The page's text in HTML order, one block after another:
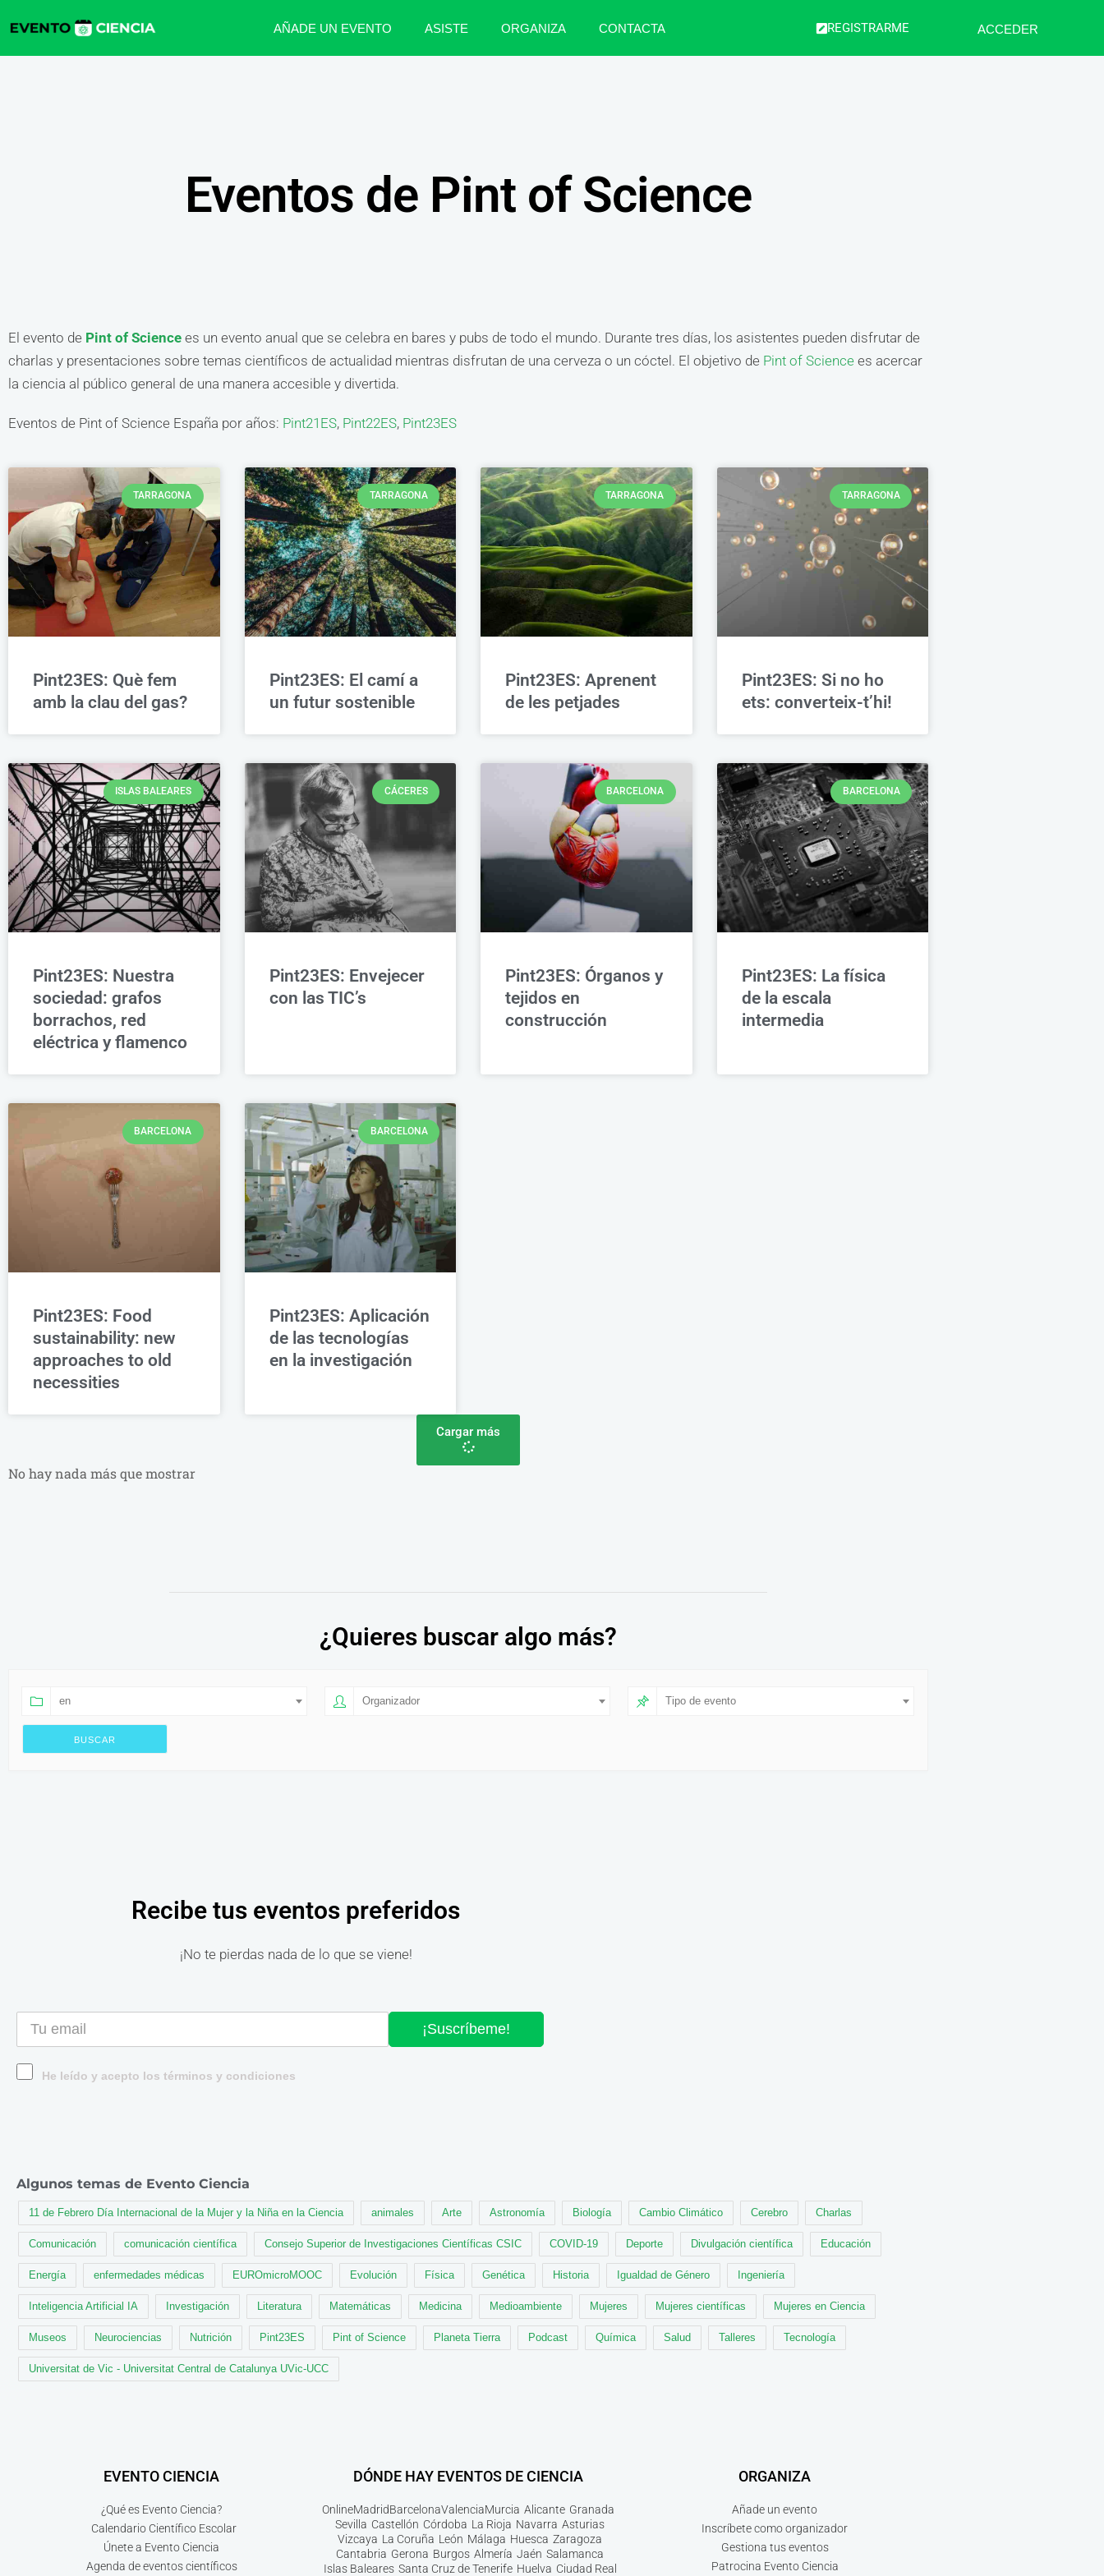
AÑADE UN EVENTO ASISTE ORGANIZA CONTACTA REGISTRARME ACCEDER
Eventos de Pint of Science
El evento de Pint of Science es un evento anual que se celebra en bares y pubs de todo el mundo. Durante tres días, los asistentes pueden disfrutar de
charlas y presentaciones sobre temas científicos de actualidad mientras disfrutan de una cerveza o un cóctel. El objetivo de Pint of Science es acercar
la ciencia al público general de una manera accesible y divertida.
Eventos de Pint of Science España por años: Pint21ES, Pint22ES, Pint23ES
TARRAGONA
Pint23ES: Què fem
amb la clau del gas?
TARRAGONA
Pint23ES: El camí a
un futur sostenible
TARRAGONA
Pint23ES: Aprenent
de les petjades
TARRAGONA
Pint23ES: Si no ho
ets: converteix-t’hi!
ISLAS BALEARES
Pint23ES: Nuestra
sociedad: grafos
borrachos, red
eléctrica y flamenco
CÁCERES
Pint23ES: Envejecer
con las TIC’s
BARCELONA
Pint23ES: Órganos y
tejidos en
construcción
BARCELONA
Pint23ES: La física
de la escala
intermedia
BARCELONA
Pint23ES: Food
sustainability: new
approaches to old
necessities
BARCELONA
Pint23ES: Aplicación
de las tecnologías
en la investigación
Cargar más
No hay nada más que mostrar
¿Quieres buscar algo más?
en Organizador Tipo de evento
Recibe tus eventos preferidos
¡No te pierdas nada de lo que se viene!
¡Suscríbeme!
He leído y acepto los términos y condiciones
Algunos temas de Evento Ciencia
11 de Febrero Día Internacional de la Mujer y la Niña en la Ciencia animales Arte Astronomía Biología Cambio Climático Cerebro Charlas
Comunicación comunicación científica Consejo Superior de Investigaciones Científicas CSIC COVID-19 Deporte Divulgación científica Educación
Energía enfermedades médicas EUROmicroMOOC Evolución Física Genética Historia Igualdad de Género Ingeniería
Inteligencia Artificial IA Investigación Literatura Matemáticas Medicina Medioambiente Mujeres Mujeres científicas Mujeres en Ciencia
Museos Neurociencias Nutrición Pint23ES Pint of Science Planeta Tierra Podcast Química Salud Talleres Tecnología
Universitat de Vic - Universitat Central de Catalunya UVic-UCC
EVENTO CIENCIA
¿Qué es Evento Ciencia?
Calendario Científico Escolar
Únete a Evento Ciencia
Agenda de eventos científicos
DÓNDE HAY EVENTOS DE CIENCIA
OnlineMadridBarcelonaValenciaMurcia Alicante Granada
Sevilla Castellón Córdoba La Rioja Navarra Asturias
Vizcaya La Coruña León Málaga Huesca Zaragoza
Cantabria Gerona Burgos Almería Jaén Salamanca
Islas Baleares Santa Cruz de Tenerife Huelva Ciudad Real
ORGANIZA
Añade un evento
Inscríbete como organizador
Gestiona tus eventos
Patrocina Evento Ciencia